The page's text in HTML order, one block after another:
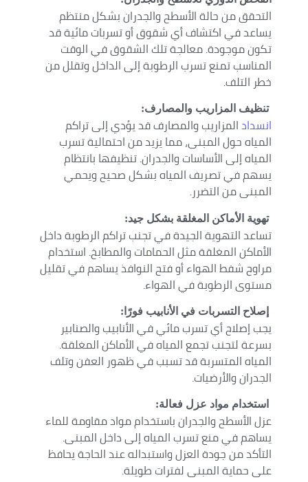
التحقق من حالة الأسطح والجدران بشكل منتظم
يساعد في اكتشاف أي شقوق أو تسربات مائية قد
تكون موجودة. معالجة تلك الشقوق في الوقت
المناسب تمنع تسرب الرطوبة إلى الداخل وتقلل من
خطر التلف.
تنظيف المزاريب والمصارف:
انسدادالمزاريب والمصارف قد يؤدي إلى تراكم
المياه حول المبنى، مما يزيد من احتمالية تسرب
المياه إلى الأساسات والجدران. تنظيفها بانتظام
يسهم في تصريف المياه بشكل صحيح ويحمي
المبنى من التضرر.
تهوية الأماكن المغلقة بشكل جيد:
تساعد التهوية الجيدة في تجنب تراكم الرطوبة داخل
الأماكن المغلقة مثل الحمامات والمطابخ. استخدام
مراوح شفط الهواء أو فتح النوافذ يساهم في تقليل
مستوى الرطوبة في الهواء.
إصلاح التسربات في الأنابيب فورًا:
يجب إصلاح أي تسرب مائي في الأنابيب والصنابير
بسرعة لتجنب تجمع المياه في الأماكن المغلقة.
المياه المتسربة قد تسبب في ظهور العفن وتلف
الجدران والأرضيات.
استخدام مواد عزل فعالة:
عزل الأسطح والجدران باستخدام مواد مقاومة للماء
يساهم في منع تسرب المياه إلى داخل المبنى.
التأكد من جودة العزل واستبداله عند الحاجة يحافظ
على حماية المبنى لفترات طويلة.